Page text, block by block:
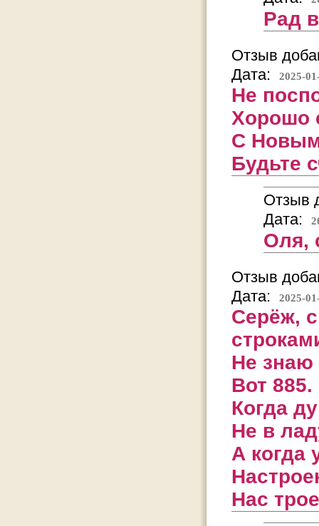
Рад
Отзыв
Дата:
2025-
Не
Хорошо
С Новым
Будьте
Отзыв
Дата:
Оля,
Отзыв
Дата:
2025-
Серёж,
Не знаю
Вот
Когда
Не в
А когда
Нас